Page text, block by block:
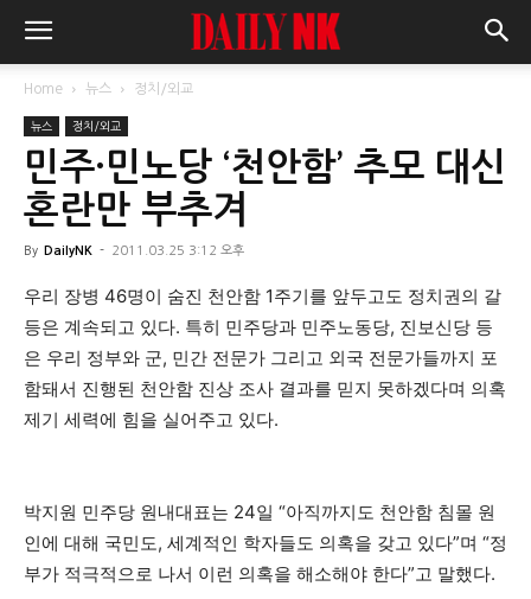
Home 뉴스 정치/외교
뉴스 정치/외교
민주·민노당 ‘천안함’ 추모 대신
혼란만 부추겨
By DailyNK - 2011.03.25 3:12 오후
우리 장병 46명이 숨진 천안함 1주기를 앞두고도 정치권의 갈
등은 계속되고 있다. 특히 민주당과 민주노동당, 진보신당 등
은 우리 정부와 군, 민간 전문가 그리고 외국 전문가들까지 포
함돼서 진행된 천안함 진상 조사 결과를 믿지 못하겠다며 의혹
제기 세력에 힘을 실어주고 있다.
박지원 민주당 원내대표는 24일 “아직까지도 천안함 침몰 원
인에 대해 국민도, 세계적인 학자들도 의혹을 갖고 있다”며 “정
부가 적극적으로 나서 이런 의혹을 해소해야 한다”고 말했다.